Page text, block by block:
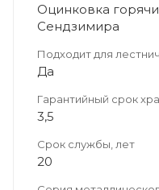
Оцинковка
Сендзимира
Подходит для
Да
Гарантийный срок
3,5
Срок службы, лет
20